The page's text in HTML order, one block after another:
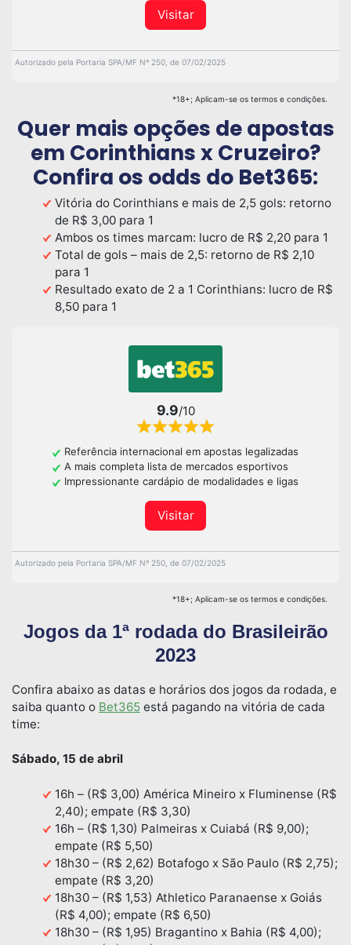
Visitar
Autorizado pela Portaria SPA/MF Nº 250, de 07/02/2025
*18+; Aplicam-se os termos e condições.
Quer mais opções de apostas
em Corinthians x Cruzeiro?
Confira os odds do Bet365:
Vitória do Corinthians e mais de 2,5 gols: retorno
de R$ 3,00 para 1
Ambos os times marcam: lucro de R$ 2,20 para 1
Total de gols – mais de 2,5: retorno de R$ 2,10
para 1
Resultado exato de 2 a 1 Corinthians: lucro de R$
8,50 para 1
9.9/10
Referência internacional em apostas legalizadas
A mais completa lista de mercados esportivos
Impressionante cardápio de modalidades e ligas
Visitar
Autorizado pela Portaria SPA/MF Nº 250, de 07/02/2025
*18+; Aplicam-se os termos e condições.
Jogos da 1ª rodada do Brasileirão
2023
Confira abaixo as datas e horários dos jogos da rodada, e
saiba quanto o Bet365 está pagando na vitória de cada
time:
Sábado, 15 de abril
16h – (R$ 3,00) América Mineiro x Fluminense (R$
2,40); empate (R$ 3,30)
16h – (R$ 1,30) Palmeiras x Cuiabá (R$ 9,00);
empate (R$ 5,50)
18h30 – (R$ 2,62) Botafogo x São Paulo (R$ 2,75);
empate (R$ 3,20)
18h30 – (R$ 1,53) Athletico Paranaense x Goiás
(R$ 4,00); empate (R$ 6,50)
18h30 – (R$ 1,95) Bragantino x Bahia (R$ 4,00);